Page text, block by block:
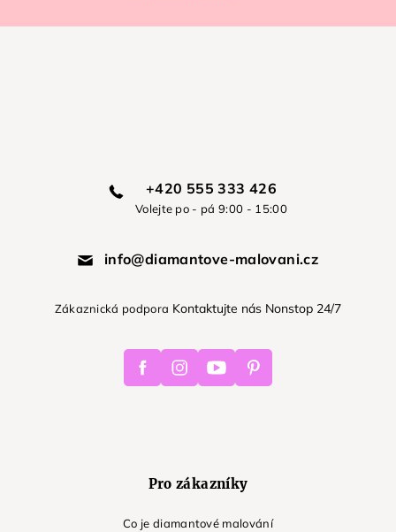
+420 555 333 426
Volejte po - pá 9:00 - 15:00
info@diamantove-malovani.cz
Zákaznická podpora Kontaktujte nás Nonstop 24/7
FacebookInstagramYoutube Pinterest
Pro zákazníky
Co je diamantové malování